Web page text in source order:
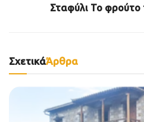
Σταφύλι Το φρούτο
ΣχετικάΆρθρα